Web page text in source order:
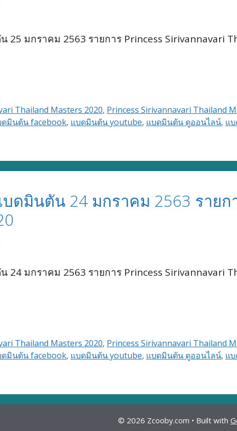
25 มกราคม 2563 รายการ Princess Sirivannavari
Thailand Masters 2020, Princess Sirivannavari Thailand
มินตัน facebook, แบดมินตัน youtube, แบดมินตัน ดูออนไลน์, แ
ดมินตัน 24 มกราคม 2563 รายก
24 มกราคม 2563 รายการ Princess Sirivannavari
Thailand Masters 2020, Princess Sirivannavari Thailand
มินตัน facebook, แบดมินตัน youtube, แบดมินตัน ดูออนไลน์, แ
© 2026 Zcooby.com • Built with